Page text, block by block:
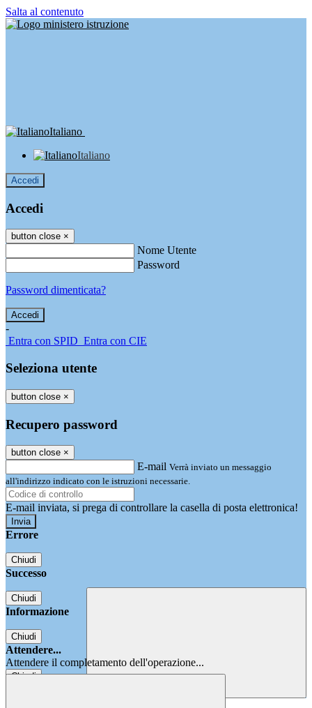
Salta al contenuto
Italiano
Italiano
Accedi
Accedi
button close ×
Nome Utente
Password
Password dimenticata?
-
Entra con SPID Entra con CIE
Seleziona utente
button close ×
Recupero password
button close ×
E-mail Verrà inviato un messaggio
all'indirizzo indicato con le istruzioni necessarie.
E-mail inviata, si prega di controllare la casella di posta elettronica!
Errore
Chiudi
Successo
Chiudi
Informazione
Chiudi
Attendere...
Attendere il completamento dell'operazione...
Chiudi